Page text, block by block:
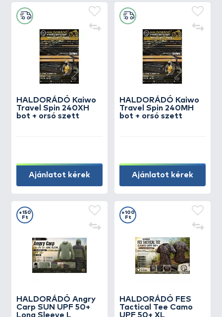
HALDORÁDÓ Kaiwo
Travel Spin 240XH
bot + orsó szett
Ajánlatot kérek
HALDORÁDÓ Kaiwo
Travel Spin 240MH
bot + orsó szett
Ajánlatot kérek
HALDORÁDÓ Angry
Carp SUN UPF 50+
Long Sleeve L
+150
Ft
HALDORÁDÓ FES
Tactical Tee Camo
UPF 50+ XL
+100
Ft